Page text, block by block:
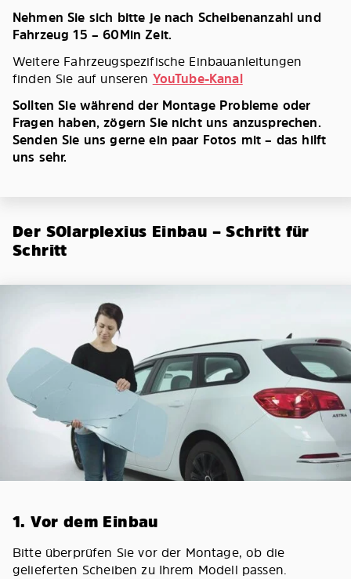
Nehmen Sie sich bitte je nach Scheibenanzahl und
Fahrzeug 15 – 60Min Zeit.
Weitere Fahrzeugspezifische Einbauanleitungen
finden Sie auf unseren YouTube-Kanal
Sollten Sie während der Montage Probleme oder
Fragen haben, zögern Sie nicht uns anzusprechen.
Senden Sie uns gerne ein paar Fotos mit – das hilft
uns sehr.
Der SOlarplexius Einbau – Schritt für
Schritt
1. Vor dem Einbau
Bitte überprüfen Sie vor der Montage, ob die
gelieferten Scheiben zu Ihrem Modell passen.